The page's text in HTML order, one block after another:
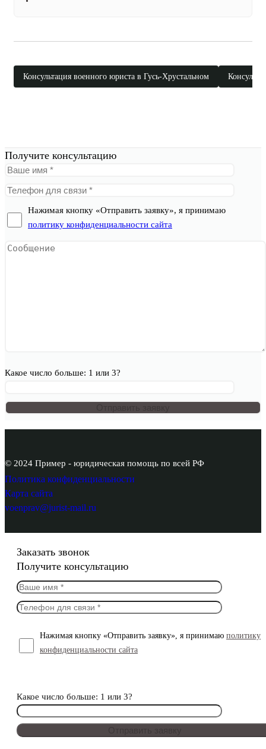
Консультация военного юриста в Гусь-Хрустальном
Получите консультацию
Нажимая кнопку «Отправить заявку», я принимаю
политику конфиденциальности сайта
Какое число больше: 1 или 3?
© 2024 Пример - юридическая помощь по всей РФ
Политика конфиденциальности
Карта сайта
voenprav@jurist-mail.ru
Заказать звонок
Получите консультацию
Нажимая кнопку «Отправить заявку», я принимаю политику
конфиденциальности сайта
Какое число больше: 1 или 3?